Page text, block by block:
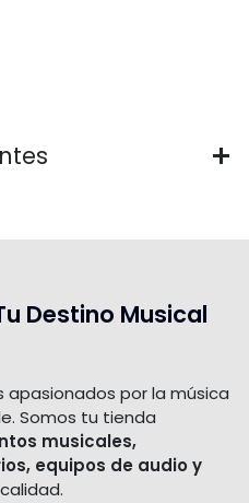
Destino Musical
apasionados por la música
Somos tu tienda
musicales,
equipos de audio y